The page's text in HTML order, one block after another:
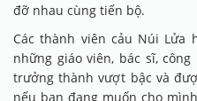
đỡ nhau cùng tiến bộ.
Các thành viên cảu Núi
những giáo viên, bác sĩ,
trưởng thành vượt bậc và
nếu bạn đang muốn cho